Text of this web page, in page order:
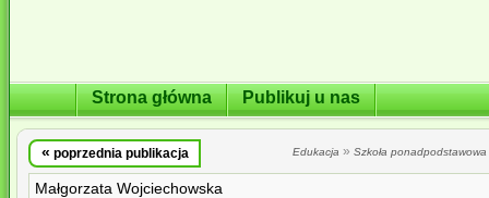
Strona główna Publikuj u nas
« poprzednia publikacja Edukacja » Szkoła ponadpodstawowa
Małgorzata Wojciechowska